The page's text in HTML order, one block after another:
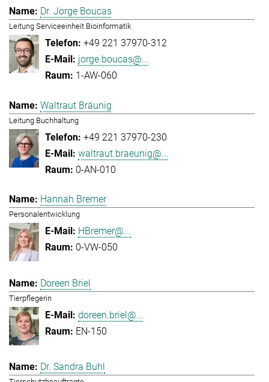
Dr. Jorge Boucas
Leitung Serviceeinheit Bioinformatik
+49 221 37970-312
jorge.boucas@...
1-AW-060
Waltraut Bräunig
Leitung Buchhaltung
+49 221 37970-230
waltraut.braeunig@...
0-AN-010
Hannah Bremer
Personalentwicklung
HBremer@...
0-VW-050
Doreen Briel
Tierpflegerin
doreen.briel@...
EN-150
Dr. Sandra Buhl